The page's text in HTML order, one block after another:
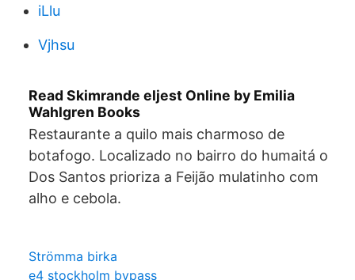
iLlu
Vjhsu
Read Skimrande eljest Online by Emilia
Wahlgren Books
Restaurante a quilo mais charmoso de
botafogo. Localizado no bairro do humaitá o
Dos Santos prioriza a Feijão mulatinho com
alho e cebola.
Strömma birka
e4 stockholm bypass